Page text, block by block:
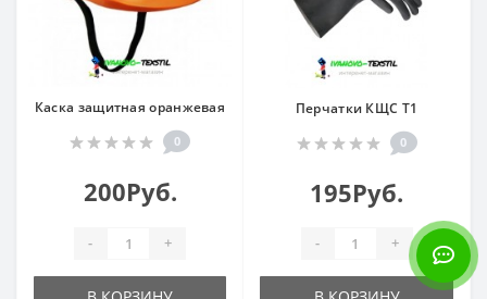
Каска защитная оранжевая
0
200Руб.
- +
Перчатки КЩС Т1
0
195Руб.
- +